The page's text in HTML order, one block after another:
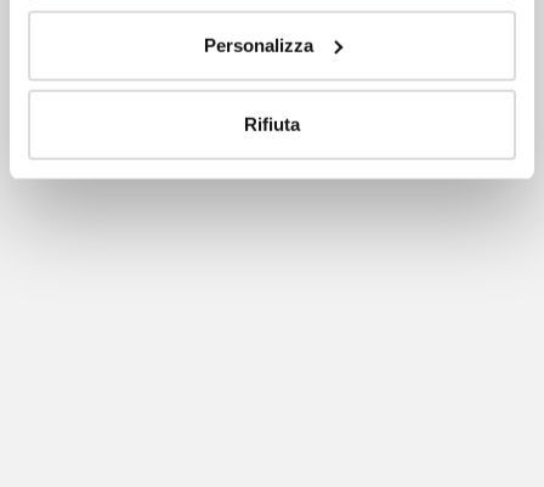
Personalizza
Rifiuta